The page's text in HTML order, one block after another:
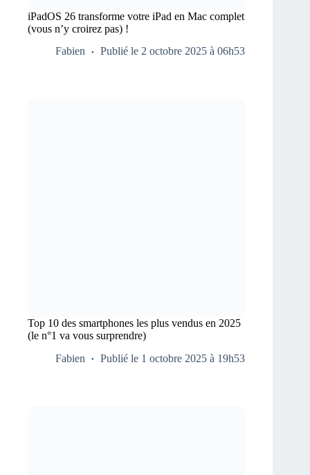
iPadOS 26 transforme votre iPad en Mac complet
(vous n’y croirez pas) !
Fabien
Publié le 2 octobre 2025 à 06h53
Top 10 des smartphones les plus vendus en 2025
(le n°1 va vous surprendre)
Fabien
Publié le 1 octobre 2025 à 19h53